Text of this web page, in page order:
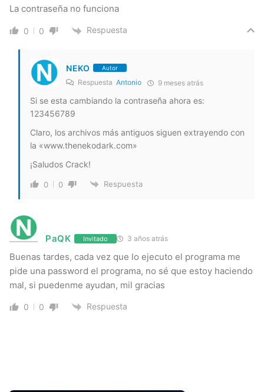
La contraseña no funciona
0 0 Respuesta
NEKO Autor
Respuesta Antonio 9 meses atrás
Si se esta cambiando la contraseña ahora es:
123456789
Claro, los archivos más antiguos siguen extrayendo con
la «www.thenekodark.com»
¡Saludos Crack!
0 0 Respuesta
PaQK Invitado 3 años atrás
Buenas tardes, cada vez que lo ejecuto el programa me
pide una password el programa, no sé que estoy haciendo
mal, si puedenme ayudan, mil gracias
0 0 Respuesta